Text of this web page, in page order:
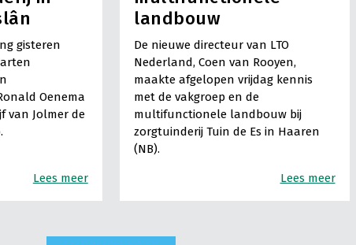
gisteren
Oenema
van Jolmer de
Lees meer
landbouw
De nieuwe directeur van LTO
Nederland, Coen van Rooyen,
maakte afgelopen vrijdag kennis
met de vakgroep en de
multifunctionele landbouw bij
zorgtuinderij Tuin de Es in Haaren
(NB).
Lees meer